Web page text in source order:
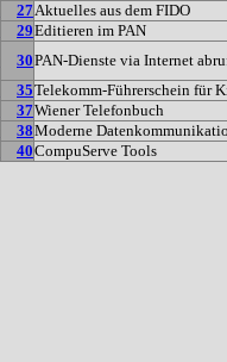
27Aktuelles aus dem FIDO
29Editieren im PAN
30PAN-Dienste via Internet
35Telekomm-Führerschein für
37Wiener Telefonbuch
38Moderne
40CompuServe Tools